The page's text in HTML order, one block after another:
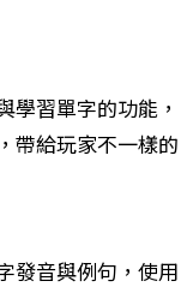
學習單字的功能，
帶給玩家不一樣的
發音與例句，使用